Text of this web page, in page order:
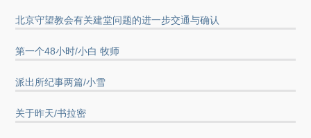
北京守望教会有关建堂问题的进一步交通与确认
第一个48小时/小白 牧师
派出所纪事两篇/小雪
关于昨天/书拉密